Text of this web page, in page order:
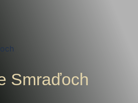
Smraďoch